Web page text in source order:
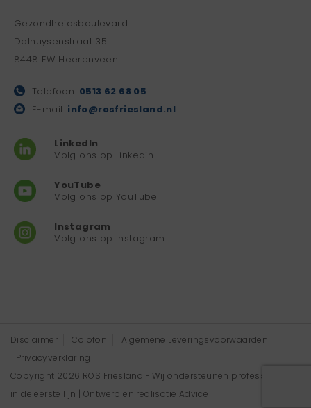
Gezondheidsboulevard
Dalhuysenstraat 35
8448 EW Heerenveen
Telefoon: 0513 62 68 05
E-mail: info@rosfriesland.nl
LinkedIn
Volg ons op Linkedin
YouTube
Volg ons op YouTube
Instagram
Volg ons op Instagram
Disclaimer Colofon
Algemene Leveringsvoorwaarden
Privacyverklaring
Copyright 2026 ROS Friesland - Wij ondersteunen professionals
in de eerste lijn | Ontwerp en realisatie Advice